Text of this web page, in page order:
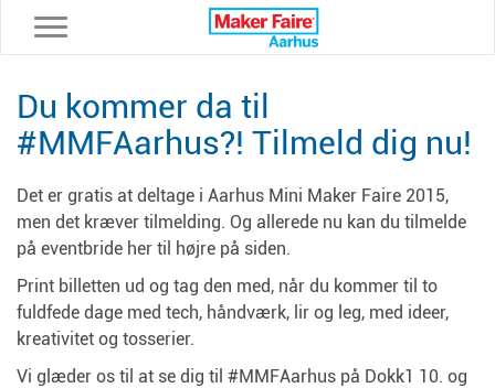
Du kommer da til
#MMFAarhus?! Tilmeld dig nu!
Det er gratis at deltage i Aarhus Mini Maker Faire 2015,
men det kræver tilmelding. Og allerede nu kan du tilmelde
på eventbride her til højre på siden.
Print billetten ud og tag den med, når du kommer til to
fuldfede dage med tech, håndværk, lir og leg, med ideer,
kreativitet og tosserier.
Vi glæder os til at se dig til #MMFAarhus på Dokk1 10. og